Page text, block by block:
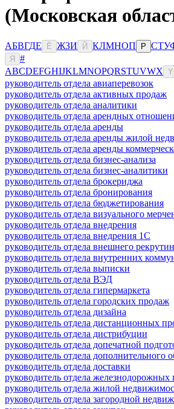
(Московская
АБВГДЕ Ё ЖЗИ Й КЛМНОП Р СТУ
Я
#
ABCDEFGHIJKLMNOPQRSTUVWX Y
руководитель отдела авиаперевозок
руководитель отдела активных продаж
руководитель отдела аналитики
руководитель отдела арендных
руководитель отдела аренды
руководитель отдела аренды жилой
руководитель отдела аренды
руководитель отдела бизнес-анализа
руководитель отдела бизнес-аналитики
руководитель отдела брокериджа
руководитель отдела бронирования
руководитель отдела бюджетирования
руководитель отдела визуального
руководитель отдела внедрения
руководитель отдела внедрения 1С
руководитель отдела внешнего
руководитель отдела внутренних
руководитель отдела выписки
руководитель отдела ВЭД
руководитель отдела гипермаркета
руководитель отдела городских продаж
руководитель отдела дизайна
руководитель отдела дистанционных
руководитель отдела дистрибуции
руководитель отдела допечатной
руководитель отдела дополнительного
руководитель отдела доставки
руководитель отдела железнодорожных
руководитель отдела жилой
руководитель отдела загородной